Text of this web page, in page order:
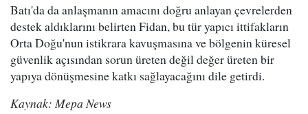
Batı'da da anlaşmanın amacını doğru anlayan çevrelerden
destek aldıklarını belirten Fidan, bu tür yapıcı ittifakların
Orta Doğu'nun istikrara kavuşmasına ve bölgenin küresel
güvenlik açısından sorun üreten değil değer üreten bir
yapıya dönüşmesine katkı sağlayacağını dile getirdi.
Kaynak: Mepa News